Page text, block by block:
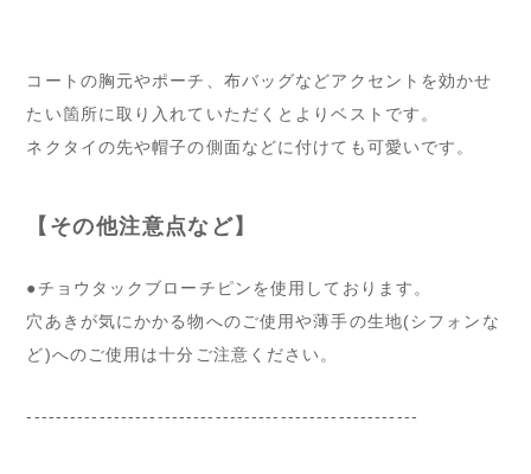
コートの胸元やポーチ、布バッグなどアクセントを効かせ
たい箇所に取り入れていただくとよりベストです。
ネクタイの先や帽子の側面などに付けても可愛いです。
【その他注意点など】
●チョウタックブローチピンを使用しております。
穴あきが気にかかる物へのご使用や薄手の生地(シフォンな
ど)へのご使用は十分ご注意ください。
------------------------------------------------------